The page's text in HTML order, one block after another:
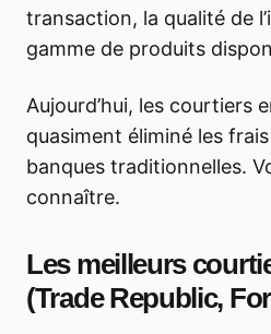
transaction, la qualité de
gamme de produits
Aujourd’hui, les courtiers
quasiment éliminé les
banques traditionnelles.
connaître.
Les meilleurs
(Trade Republic,